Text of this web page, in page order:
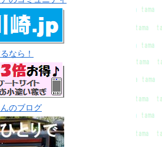
なら！
のブログ